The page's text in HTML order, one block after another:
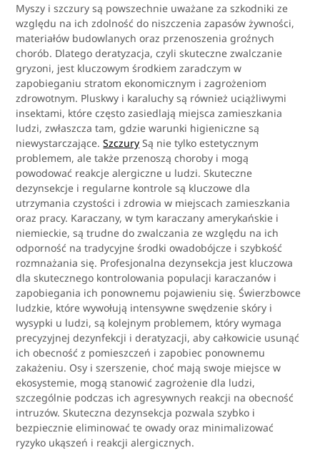
Myszy i szczury są powszechnie uważane za szkodniki ze
względu na ich zdolność do niszczenia zapasów żywności,
materiałów budowlanych oraz przenoszenia groźnych
chorób. Dlatego deratyzacja, czyli skuteczne zwalczanie
gryzoni, jest kluczowym środkiem zaradczym w
zapobieganiu stratom ekonomicznym i zagrożeniom
zdrowotnym. Pluskwy i karaluchy są również uciążliwymi
insektami, które często zasiedlają miejsca zamieszkania
ludzi, zwłaszcza tam, gdzie warunki higieniczne są
niewystarczające.Szczury Są nie tylko estetycznym
problemem, ale także przenoszą choroby i mogą
powodować reakcje alergiczne u ludzi. Skuteczne
dezynsekcje i regularne kontrole są kluczowe dla
utrzymania czystości i zdrowia w miejscach zamieszkania
oraz pracy. Karaczany, w tym karaczany amerykańskie i
niemieckie, są trudne do zwalczania ze względu na ich
odporność na tradycyjne środki owadobójcze i szybkość
rozmnażania się. Profesjonalna dezynsekcja jest kluczowa
dla skutecznego kontrolowania populacji karaczanów i
zapobiegania ich ponownemu pojawieniu się. Świerzbowce
ludzkie, które wywołują intensywne swędzenie skóry i
wysypki u ludzi, są kolejnym problemem, który wymaga
precyzyjnej dezynfekcji i deratyzacji, aby całkowicie usunąć
ich obecność z pomieszczeń i zapobiec ponownemu
zakażeniu. Osy i szerszenie, choć mają swoje miejsce w
ekosystemie, mogą stanowić zagrożenie dla ludzi,
szczególnie podczas ich agresywnych reakcji na obecność
intruzów. Skuteczna dezynsekcja pozwala szybko i
bezpiecznie eliminować te owady oraz minimalizować
ryzyko ukąszeń i reakcji alergicznych.